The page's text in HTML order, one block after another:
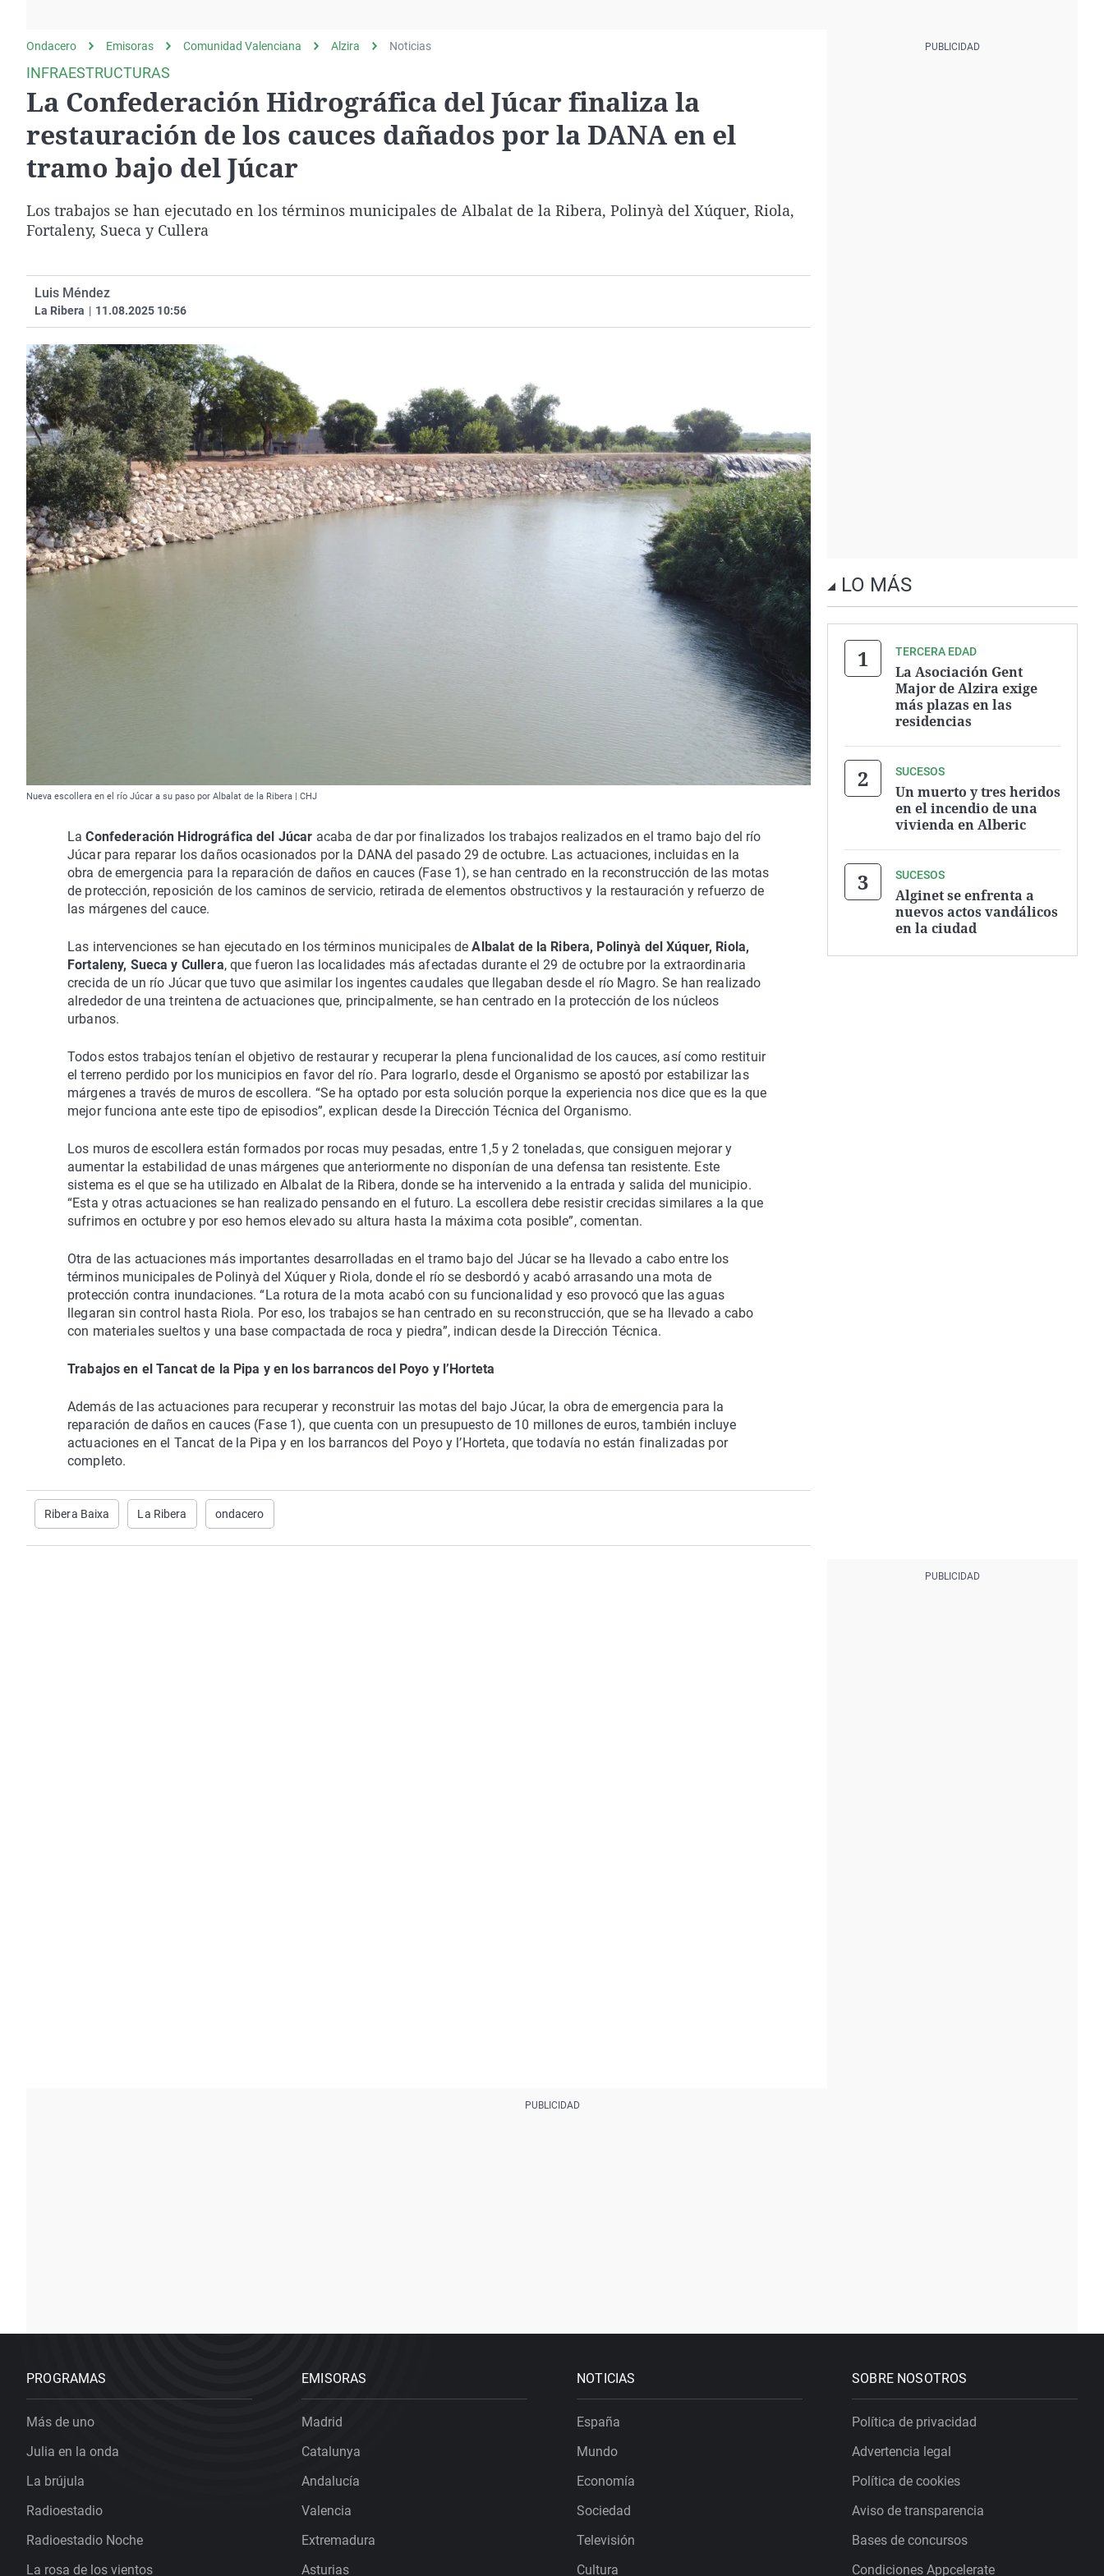
gato
Operación Viuda
Negra
Navarra
Ondacero Emisoras Comunidad Valenciana Alzira Noticias
INFRAESTRUCTURAS
La Confederación Hidrográfica del Júcar finaliza la
restauración de los cauces dañados por la DANA en el
tramo bajo del Júcar
Los trabajos se han ejecutado en los términos municipales de Albalat de la Ribera, Polinyà del Xúquer, Riola,
Fortaleny, Sueca y Cullera
Luis Méndez
La Ribera | 11.08.2025 10:56
Nueva escollera en el río Júcar a su paso por Albalat de la Ribera | CHJ
LaConfederación Hidrográfica del Júcar acaba de dar por finalizados los trabajos realizados en el tramo bajo del río
Júcar para reparar los daños ocasionados por la DANA del pasado 29 de octubre. Las actuaciones, incluidas en la
obra de emergencia para la reparación de daños en cauces (Fase 1), se han centrado en la reconstrucción de las motas
de protección, reposición de los caminos de servicio, retirada de elementos obstructivos y la restauración y refuerzo de
las márgenes del cauce.
Las intervenciones se han ejecutado en los términos municipales deAlbalat de la Ribera, Polinyà del Xúquer, Riola,
Fortaleny, Sueca y Cullera, que fueron las localidades más afectadas durante el 29 de octubre por la extraordinaria
crecida de un río Júcar que tuvo que asimilar los ingentes caudales que llegaban desde el río Magro. Se han realizado
alrededor de una treintena de actuaciones que, principalmente, se han centrado en la protección de los núcleos
urbanos.
Todos estos trabajos tenían el objetivo de restaurar y recuperar la plena funcionalidad de los cauces, así como restituir
el terreno perdido por los municipios en favor del río. Para lograrlo, desde el Organismo se apostó por estabilizar las
márgenes a través de muros de escollera. “Se ha optado por esta solución porque la experiencia nos dice que es la que
mejor funciona ante este tipo de episodios”, explican desde la Dirección Técnica del Organismo.
Los muros de escollera están formados por rocas muy pesadas, entre 1,5 y 2 toneladas, que consiguen mejorar y
aumentar la estabilidad de unas márgenes que anteriormente no disponían de una defensa tan resistente. Este
sistema es el que se ha utilizado en Albalat de la Ribera, donde se ha intervenido a la entrada y salida del municipio.
“Esta y otras actuaciones se han realizado pensando en el futuro. La escollera debe resistir crecidas similares a la que
sufrimos en octubre y por eso hemos elevado su altura hasta la máxima cota posible”, comentan.
Otra de las actuaciones más importantes desarrolladas en el tramo bajo del Júcar se ha llevado a cabo entre los
términos municipales de Polinyà del Xúquer y Riola, donde el río se desbordó y acabó arrasando una mota de
protección contra inundaciones. “La rotura de la mota acabó con su funcionalidad y eso provocó que las aguas
llegaran sin control hasta Riola. Por eso, los trabajos se han centrado en su reconstrucción, que se ha llevado a cabo
con materiales sueltos y una base compactada de roca y piedra”, indican desde la Dirección Técnica.
Trabajos en el Tancat de la Pipa y en los barrancos del Poyo y l’Horteta
Además de las actuaciones para recuperar y reconstruir las motas del bajo Júcar, la obra de emergencia para la
reparación de daños en cauces (Fase 1), que cuenta con un presupuesto de 10 millones de euros, también incluye
actuaciones en el Tancat de la Pipa y en los barrancos del Poyo y l’Horteta, que todavía no están finalizadas por
completo.
Ribera Baixa La Ribera ondacero
LO MÁS
TERCERA EDAD
La Asociación Gent
Major de Alzira exige
más plazas en las
residencias
SUCESOS
Un muerto y tres heridos
en el incendio de una
vivienda en Alberic
SUCESOS
Alginet se enfrenta a
nuevos actos vandálicos
en la ciudad
PROGRAMAS
Más de uno
Julia en la onda
La brújula
Radioestadio
Radioestadio Noche
La rosa de los vientos
EMISORAS
Madrid
Catalunya
Andalucía
Valencia
Extremadura
Asturias
NOTICIAS
España
Mundo
Economía
Sociedad
Televisión
Cultura
SOBRE NOSOTROS
Política de privacidad
Advertencia legal
Política de cookies
Aviso de transparencia
Bases de concursos
Condiciones Appcelerate